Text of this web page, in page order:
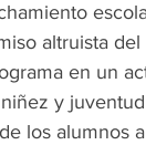
altruista del
en un
y
los alumnos